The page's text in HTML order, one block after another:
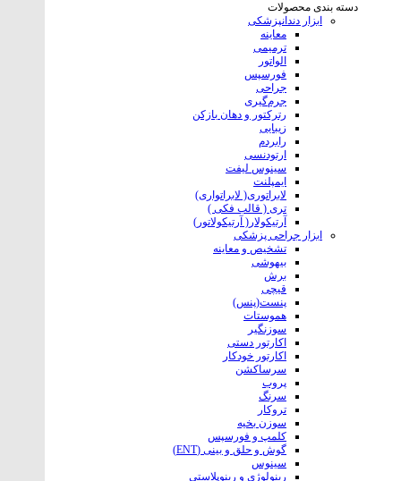
دسته بندی محصولات
ابزار دندانپزشکی
معاینه
ترمیمی
الواتور
فورسپس
جراحی
جرم‌گیری
رترکتور و دهان بازکن
زیبایی
رابردم
ارتودنسی
سینوس لیفت
ایمپلنت
لابراتوری( لابراتواری)
تری ( قالب فکی )
آرتیکولار( آرتیکولاتور)
ابزار جراحی پزشکی
تشخیص و معاینه
بیهوشی
برش
قیچی
پنست(پنس)
هموستات
سوزنگیر
اکارتور دستی
اکارتور خودکار
سرساکشن
پروب
سرنگ
تروکار
سوزن بخیه
کلمپ و فورسپس
گوش و حلق و بینی (ENT)
سینوس
رینولوژی و رینوپلاستی